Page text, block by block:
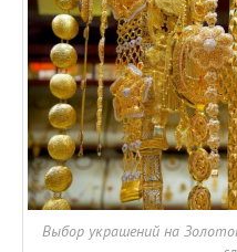
Выбор украшений на